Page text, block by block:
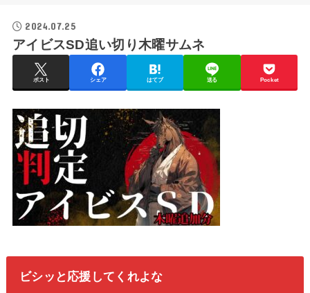
2024.07.25
アイビスSD追い切り木曜サムネ
ポスト シェア はてブ 送る Pocket
ビシッと応援してくれよな